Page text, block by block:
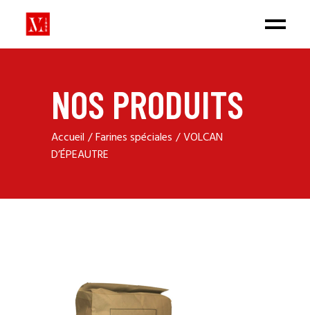
NOS PRODUITS
Accueil Farines spéciales
VOLCAN
D’ÉPEAUTRE